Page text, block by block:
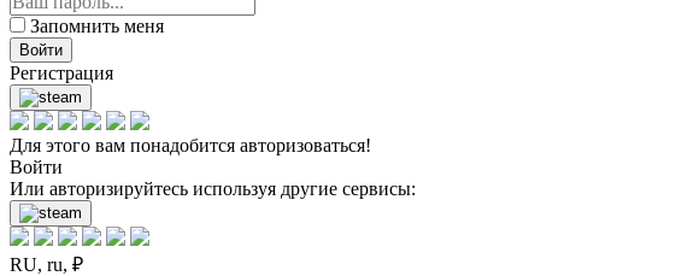
Запомнить меня
Войти
Регистрация
Для этого вам понадобится авторизоваться!
Войти
Или авторизируйтесь используя другие сервисы:
RU, ru, ₽